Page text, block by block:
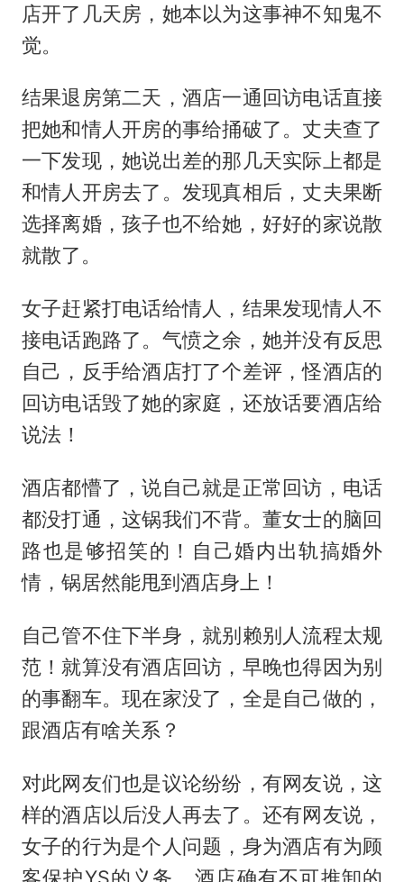
店开了几天房，她本以为这事神不知鬼不
觉。
结果退房第二天，酒店一通回访电话直接
把她和情人开房的事给捅破了。丈夫查了
一下发现，她说出差的那几天实际上都是
和情人开房去了。发现真相后，丈夫果断
选择离婚，孩子也不给她，好好的家说散
就散了。
女子赶紧打电话给情人，结果发现情人不
接电话跑路了。气愤之余，她并没有反思
自己，反手给酒店打了个差评，怪酒店的
回访电话毁了她的家庭，还放话要酒店给
说法！
酒店都懵了，说自己就是正常回访，电话
都没打通，这锅我们不背。董女士的脑回
路也是够招笑的！自己婚内出轨搞婚外
情，锅居然能甩到酒店身上！
自己管不住下半身，就别赖别人流程太规
范！就算没有酒店回访，早晚也得因为别
的事翻车。现在家没了，全是自己做的，
跟酒店有啥关系？
对此网友们也是议论纷纷，有网友说，这
样的酒店以后没人再去了。还有网友说，
女子的行为是个人问题，身为酒店有为顾